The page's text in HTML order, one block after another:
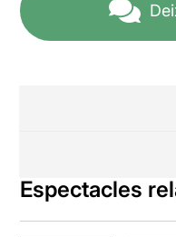
Espectacles